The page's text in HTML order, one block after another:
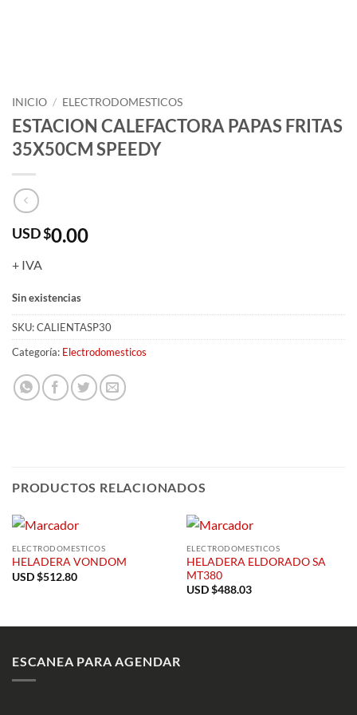
INICIO / ELECTRODOMESTICOS
ESTACION CALEFACTORA PAPAS FRITAS
35X50CM SPEEDY
USD $0.00
+ IVA
Sin existencias
SKU:CALIENTASP30
Categoría: Electrodomesticos
PRODUCTOS RELACIONADOS
ELECTRODOMESTICOS
HELADERA VONDOM
USD $512.80
ELECTRODOMESTICOS
HELADERA ELDORADO SA
MT380
USD $488.03
ESCANEA PARA AGENDAR